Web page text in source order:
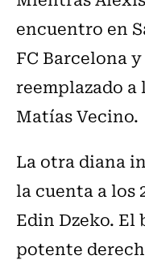
encuentro en
FC Barcelona
reemplazado a
Matías Vecino.
La otra diana
la cuenta a los
Edin Dzeko.
potente